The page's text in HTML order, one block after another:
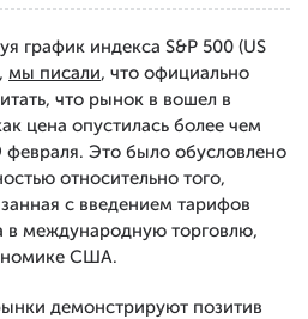
график индекса S&P 500 (US
мы писали, что официально
что рынок в вошел в
цена опустилась более чем
Это было обусловлено
относительно того,
с введением тарифов
в международную торговлю,
США.
демонстрируют позитив